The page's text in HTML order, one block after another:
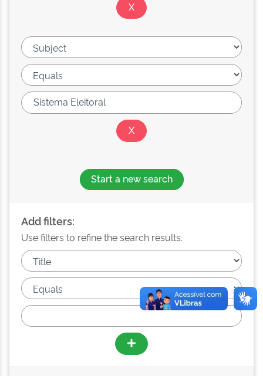
Start a new search
Add filters:
Use filters to refine the search results.